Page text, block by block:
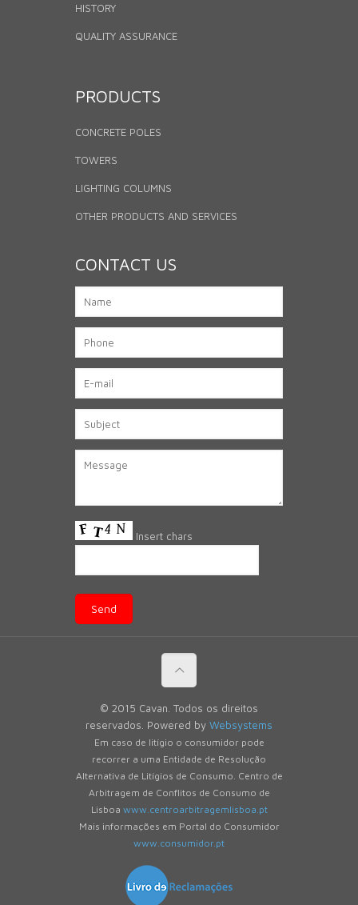
HISTORY
QUALITY ASSURANCE
PRODUCTS
CONCRETE POLES
TOWERS
LIGHTING COLUMNS
OTHER PRODUCTS AND SERVICES
CONTACT US
Insert chars
© 2015 Cavan. Todos os direitos
reservados. Powered by Websystems
Em caso de litígio o consumidor pode
recorrer a uma Entidade de Resolução
Alternativa de Litígios de Consumo. Centro de
Arbitragem de Conflitos de Consumo de
Lisboa www.centroarbitragemlisboa.pt
Mais informações em Portal do Consumidor
www.consumidor.pt